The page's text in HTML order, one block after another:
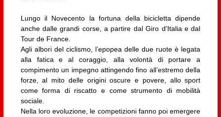
Lungo il Novecento la fortuna della bicicletta dipende
anche dalle grandi corse, a partire dal Giro d’Italia e dal
Tour de France.
Agli albori del ciclismo, l’epopea delle due ruote è legata
alla fatica e al coraggio, alla volontà di portare a
compimento un impegno attingendo fino all’estremo della
forze, al mito delle origini oscure e povere, allo sport
come forma di riscatto e come strumento di mobilità
sociale.
Nella loro evoluzione, le competizioni fanno poi emergere